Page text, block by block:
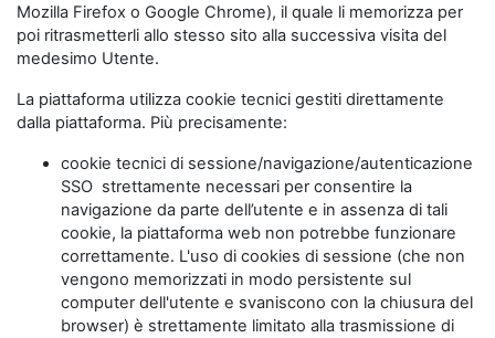
Mozilla Firefox o Google Chrome), il quale li memorizza per
poi ritrasmetterli allo stesso sito alla successiva visita del
medesimo Utente.
La piattaforma utilizza cookie tecnici gestiti direttamente
dalla piattaforma. Più precisamente:
cookie tecnici di sessione/navigazione/autenticazione
SSO strettamente necessari per consentire la
navigazione da parte dell’utente e in assenza di tali
cookie, la piattaforma web non potrebbe funzionare
correttamente. L'uso di cookies di sessione (che non
vengono memorizzati in modo persistente sul
computer dell'utente e svaniscono con la chiusura del
browser) è strettamente limitato alla trasmissione di